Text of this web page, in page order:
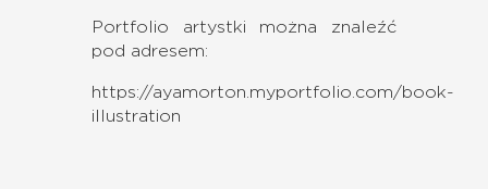
Portfolio artystki można znaleźć
pod adresem:
https://ayamorton.myportfolio.com/book-
illustration